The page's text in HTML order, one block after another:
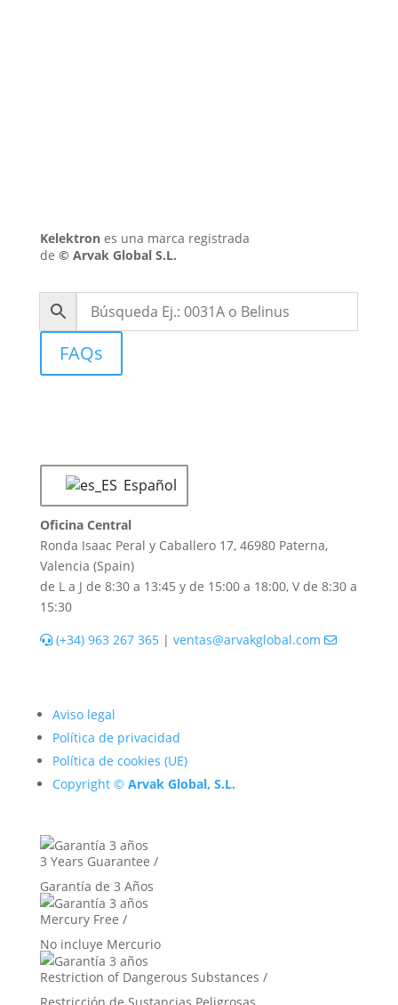
Kelektrones una marca registrada
de © Arvak Global S.L.
FAQs
Español
Oficina Central
Ronda Isaac Peral y Caballero 17, 46980 Paterna,
Valencia (Spain)
de L a J de 8:30 a 13:45 y de 15:00 a 18:00, V de 8:30 a
15:30
(+34) 963 267 365| ventas@arvakglobal.com
Aviso legal
Política de privacidad
Política de cookies (UE)
Copyright © Arvak Global, S.L.
3 Years Guarantee /
Garantía de 3 Años
Mercury Free /
No incluye Mercurio
Restriction of Dangerous Substances /
Restricción de Sustancias Peligrosas